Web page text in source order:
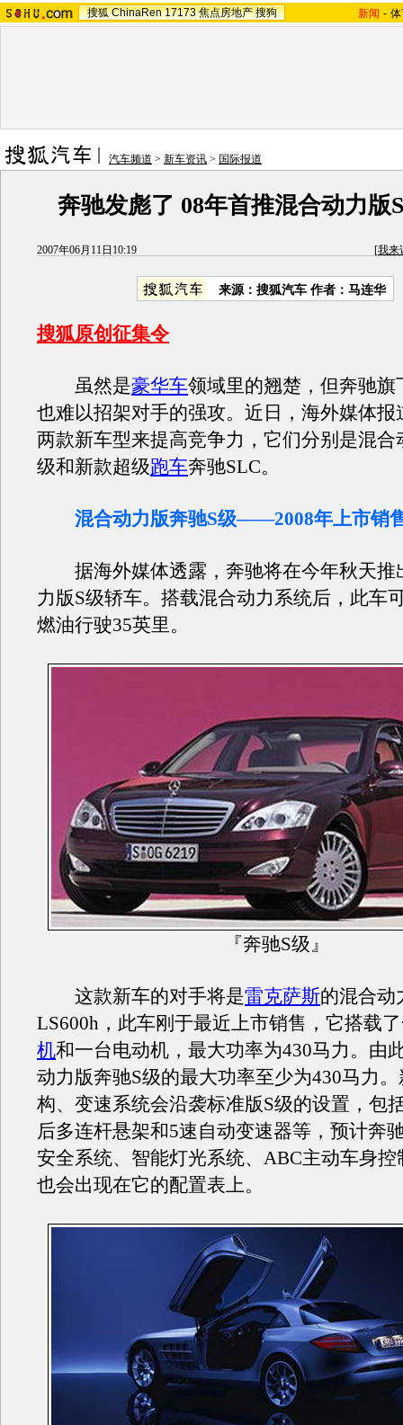
搜狐 ChinaRen 17173 焦点房地产 搜狗 新闻 -
汽车频道 > 新车资讯 > 国际报道
奔驰发彪了 08年首推混合动力版
2007年06月11日10:19 [我来
来源：搜狐汽车 作者：马连华
搜狐原创征集令
虽然是豪华车领域里的翘楚，但奔驰旗
也难以招架对手的强攻。近日，海外媒体报
两款新车型来提高竞争力，它们分别是混合
级和新款超级跑车奔驰SLC。
混合动力版奔驰S级——2008年上市销
据海外媒体透露，奔驰将在今年秋天推
力版S级轿车。搭载混合动力系统后，此车
燃油行驶35英里。
『奔驰S级』
这款新车的对手将是雷克萨斯的混合
LS600h，此车刚于最近上市销售，它搭载
机和一台电动机，最大功率为430马力。由
动力版奔驰S级的最大功率至少为430马力
构、变速系统会沿袭标准版S级的设置，包
后多连杆悬架和5速自动变速器等，预计奔
安全系统、智能灯光系统、ABC主动车身控
也会出现在它的配置表上。